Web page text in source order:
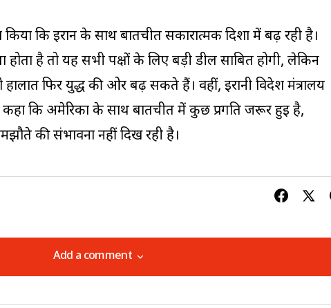
किया कि ईरान के साथ बातचीत सकारात्मक दिशा में बढ़ रही है।
होता है तो यह सभी पक्षों के लिए बड़ी डील साबित होगी, लेकिन
फिर युद्ध की ओर बढ़ सकते हैं। वहीं, ईरानी विदेश मंत्रालय
कहा कि अमेरिका के साथ बातचीत में कुछ प्रगति जरूर हुई है,
की संभावना नहीं दिख रही है।
Add a comment
Add a comment